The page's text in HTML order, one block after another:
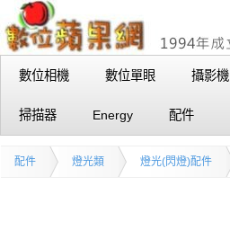
數位相機 數位單眼 攝影機
掃描器 Energy 配件
配件 燈光類 燈光(閃燈)配件